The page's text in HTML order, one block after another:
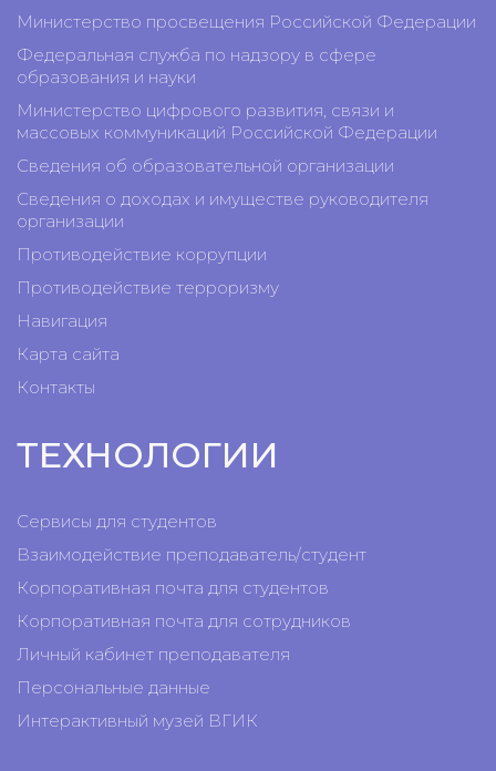
Министерство просвещения Российской Федерации
Федеральная служба по надзору в сфере
образования и науки
Министерство цифрового развития, связи и
массовых коммуникаций Российской Федерации
Сведения об образовательной организации
Сведения о доходах и имуществе руководителя
организации
Противодействие коррупции
Противодействие терроризму
Навигация
Карта сайта
Контакты
ТЕХНОЛОГИИ
Сервисы для студентов
Взаимодействие преподаватель/студент
Корпоративная почта для студентов
Корпоративная почта для сотрудников
Личный кабинет преподавателя
Персональные данные
Интерактивный музей ВГИК